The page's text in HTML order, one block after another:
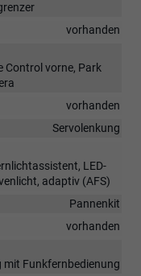
vorhanden
Control vorne, Park
vorhanden
Servolenkung
LED-
adaptiv (AFS)
Pannenkit
vorhanden
mit Funkfernbedienung